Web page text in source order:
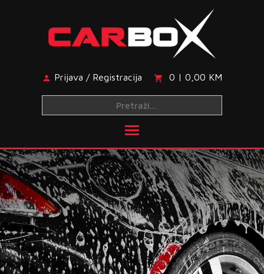
Prijava / Registracija 0 | 0,00 KM